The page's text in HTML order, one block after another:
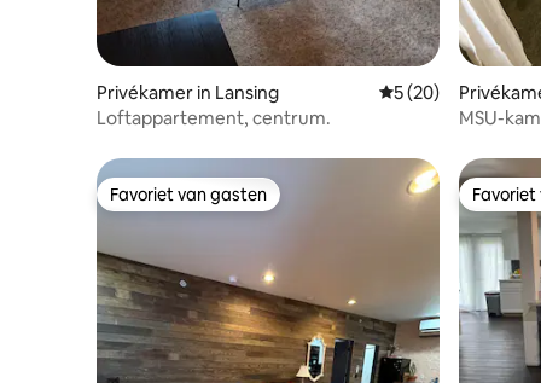
Privékamer in Lansing Gemiddelde
5 (20)
Loftappartement, centrum.
MSU-
Favoriet van gasten
Favoriet van gasten